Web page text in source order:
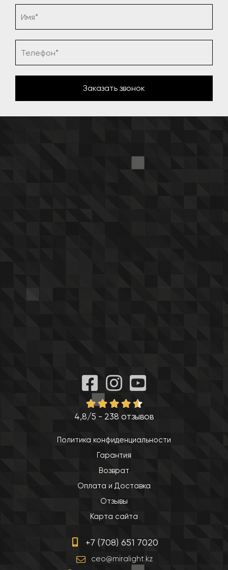
4,8/5 - 238 отзывов
Политика конфиденциальности
Гарантия
Возврат
Оплата и Доставка
Отзывы
Карта сайта
+7 (708) 651 7020
ceo@miralight.kz